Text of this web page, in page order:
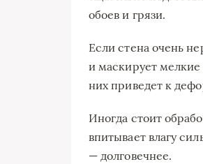
обоев и грязи.
Если стена очень
и маскирует
них приведет к
Иногда стоит
впитывает влагу
— долговечнее.